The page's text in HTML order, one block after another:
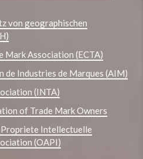
von geographischen
Mark Association (ECTA)
de Industries de Marques (AIM)
(INTA)
of Trade Mark Owners
Intellectuelle
(OAPI)